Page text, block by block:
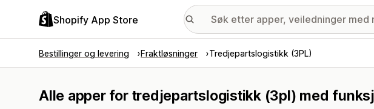
Shopify App Store
Bestillinger og levering Fraktløsninger Tredjepartslogistikk (3PL)
Alle apper for tredjepartslogistikk (3pl) med